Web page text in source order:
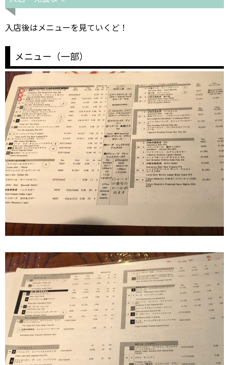
入店後はメニューを見ていくど！
メニュー（一部）